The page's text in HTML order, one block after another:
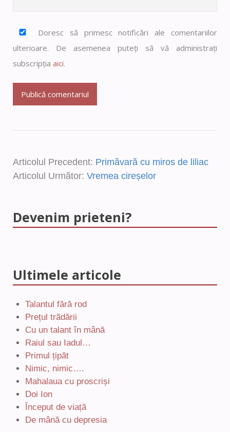
Doresc să primesc notificări ale comentariilor
ulterioare. De asemenea puteți să vă administrați
subscripția aici.
Articolul Precedent: Primăvară cu miros de liliac
Articolul Următor: Vremea cireșelor
Devenim prieteni?
Ultimele articole
Talantul fără rod
Prețul trădării
Cu un talant în mână
Raiul sau Iadul…
Primul țipăt
Nimic, nimic….
Mahalaua cu proscriși
Doi Ion
Început de viață
De mână cu depresia